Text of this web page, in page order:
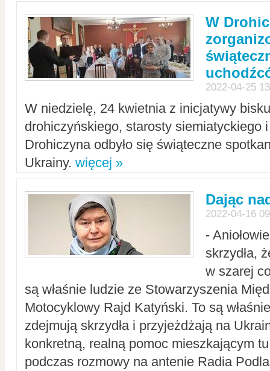
W
2022-04-25
W niedzielę, 24 kwietnia z inicjatywy
drohiczyńskiego, starosty siemiatyckiego
Drohiczyna odbyło się świąteczne
Ukrainy. więcej »
Dając
2022-04-16
-
skrzydła,
w szarej
są właśnie ludzie ze Stowarzyszenia
Motocyklowy Rajd Katyński. To są
zdejmują skrzydła i przyjeżdżają na
konkretną, realną pomoc mieszkającym
podczas rozmowy na antenie Radia